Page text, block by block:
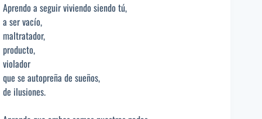
Aprendo a seguir viviendo siendo tú,
a ser vacío,
maltratador,
producto,
violador
que se autopreña de sueños,
de ilusiones.